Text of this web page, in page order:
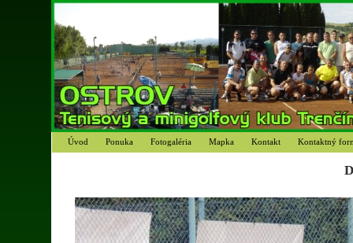
Úvod Ponuka Fotogaléria Mapka Kontakt Kontaktný